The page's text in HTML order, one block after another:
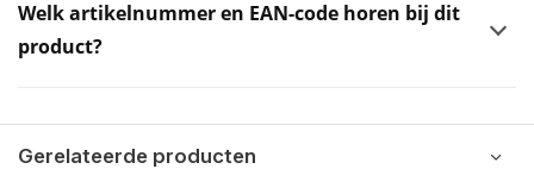
Welk artikelnummer en EAN-code horen bij dit
product?
Gerelateerde producten